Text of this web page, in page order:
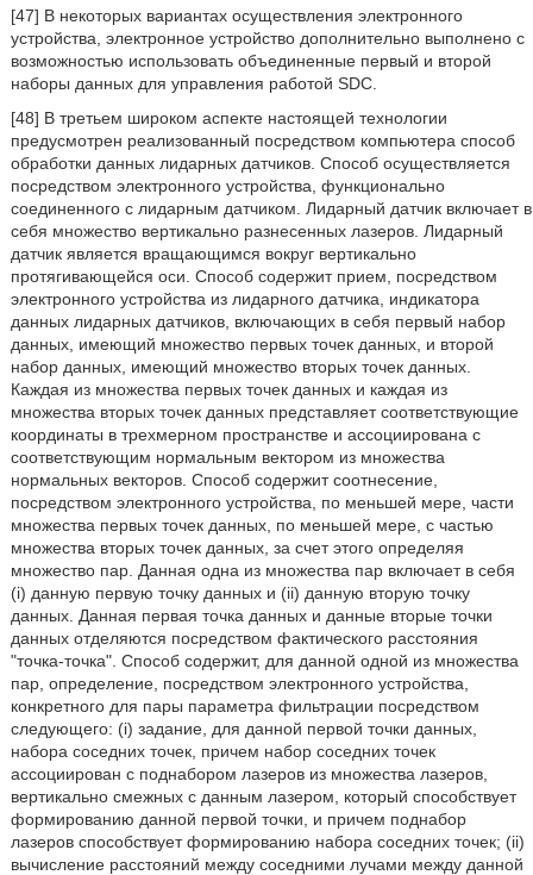
[47] В некоторых вариантах осуществления электронного
устройства, электронное устройство дополнительно выполнено с
возможностью использовать объединенные первый и второй
наборы данных для управления работой SDC.
[48] В третьем широком аспекте настоящей технологии
предусмотрен реализованный посредством компьютера способ
обработки данных лидарных датчиков. Способ осуществляется
посредством электронного устройства, функционально
соединенного с лидарным датчиком. Лидарный датчик включает в
себя множество вертикально разнесенных лазеров. Лидарный
датчик является вращающимся вокруг вертикально
протягивающейся оси. Способ содержит прием, посредством
электронного устройства из лидарного датчика, индикатора
данных лидарных датчиков, включающих в себя первый набор
данных, имеющий множество первых точек данных, и второй
набор данных, имеющий множество вторых точек данных.
Каждая из множества первых точек данных и каждая из
множества вторых точек данных представляет соответствующие
координаты в трехмерном пространстве и ассоциирована с
соответствующим нормальным вектором из множества
нормальных векторов. Способ содержит соотнесение,
посредством электронного устройства, по меньшей мере, части
множества первых точек данных, по меньшей мере, с частью
множества вторых точек данных, за счет этого определяя
множество пар. Данная одна из множества пар включает в себя
(i) данную первую точку данных и (ii) данную вторую точку
данных. Данная первая точка данных и данные вторые точки
данных отделяются посредством фактического расстояния
"точка-точка". Способ содержит, для данной одной из множества
пар, определение, посредством электронного устройства,
конкретного для пары параметра фильтрации посредством
следующего: (i) задание, для данной первой точки данных,
набора соседних точек, причем набор соседних точек
ассоциирован с поднабором лазеров из множества лазеров,
вертикально смежных с данным лазером, который способствует
формированию данной первой точки, и причем поднабор
лазеров способствует формированию набора соседних точек; (ii)
вычисление расстояний между соседними лучами между данной